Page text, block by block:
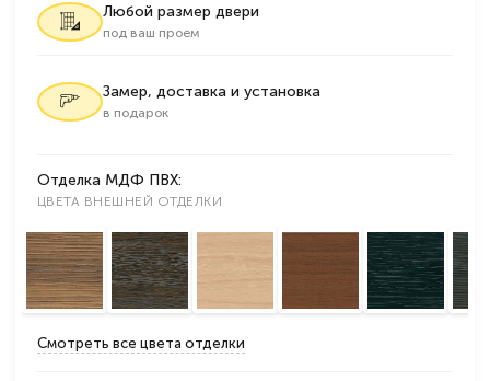
Любой размер двери
под ваш проем
Замер, доставка и установка
в подарок
Отделка МДФ ПВХ:
ЦВЕТА ВНЕШНЕЙ ОТДЕЛКИ
Смотреть все цвета отделки